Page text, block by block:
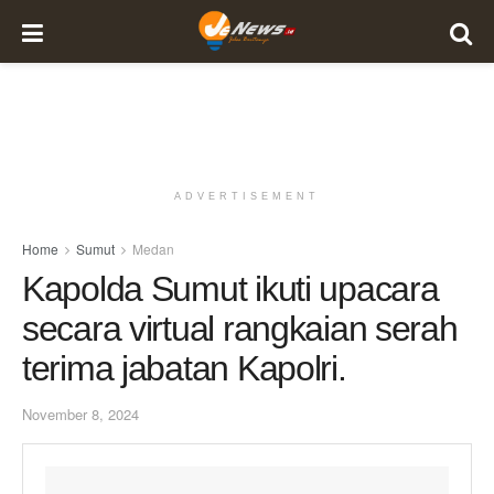
ADVERTISEMENT
Home Sumut Medan
Kapolda Sumut ikuti upacara
secara virtual rangkaian serah
terima jabatan Kapolri.
November 8, 2024